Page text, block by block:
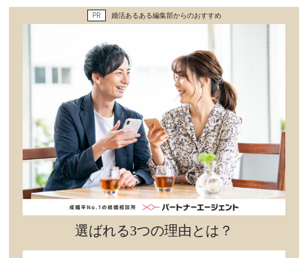
趣味・旅行
セックスライフ
不倫・だめ男
感動
PR 婚活あるある編集部からのおすすめ
選ばれる3つの理由とは？